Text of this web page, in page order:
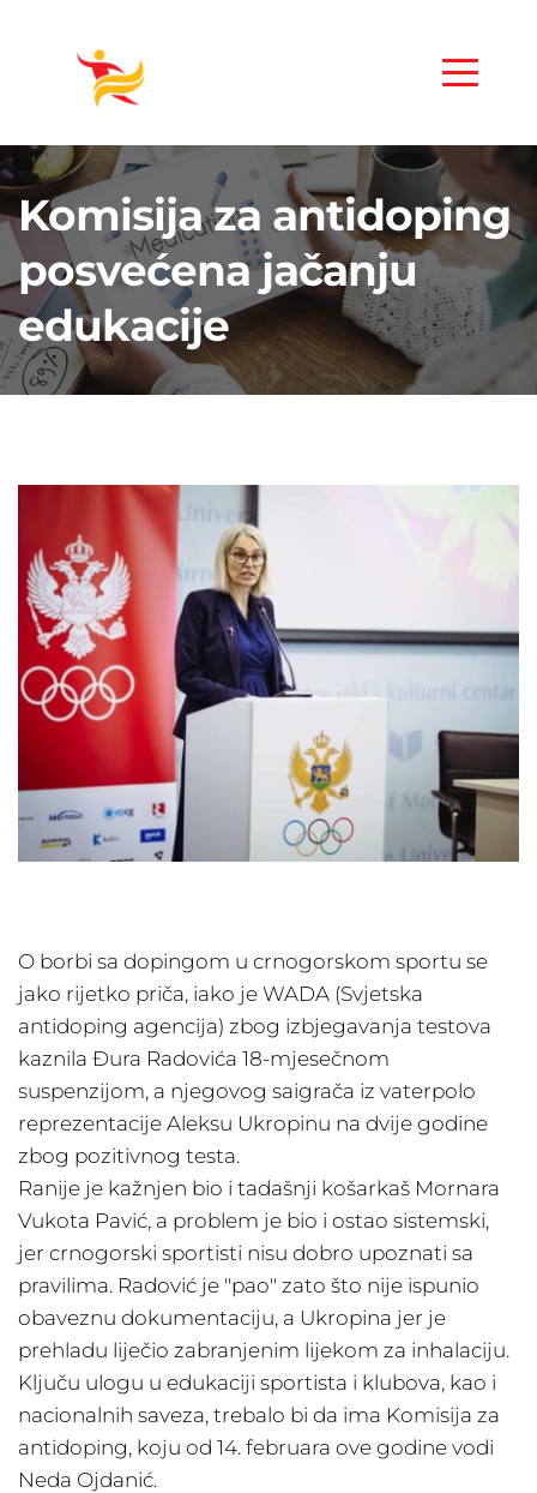
Komisija za antidoping
posvećena jačanju
edukacije
O borbi sa dopingom u crnogorskom sportu se
jako rijetko priča, iako je WADA (Svjetska
antidoping agencija) zbog izbjegavanja testova
kaznila Đura Radovića 18-mjesečnom
suspenzijom, a njegovog saigrača iz vaterpolo
reprezentacije Aleksu Ukropinu na dvije godine
zbog pozitivnog testa.
Ranije je kažnjen bio i tadašnji košarkaš Mornara
Vukota Pavić, a problem je bio i ostao sistemski,
jer crnogorski sportisti nisu dobro upoznati sa
pravilima. Radović je "pao" zato što nije ispunio
obaveznu dokumentaciju, a Ukropina jer je
prehladu liječio zabranjenim lijekom za inhalaciju.
Ključu ulogu u edukaciji sportista i klubova, kao i
nacionalnih saveza, trebalo bi da ima Komisija za
antidoping, koju od 14. februara ove godine vodi
Neda Ojdanić.